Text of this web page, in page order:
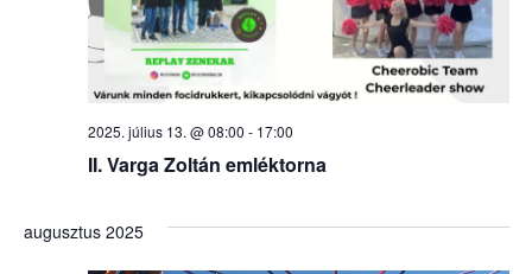
II. Varga Zoltán emléktorna
2025. július 13. @ 08:00 - 17:00
augusztus 2025